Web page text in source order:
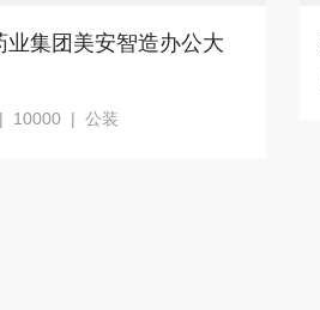
业集团美安智造办公大
10000 | 公装